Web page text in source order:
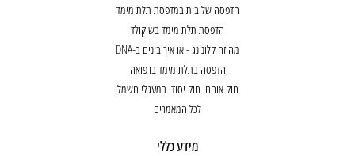
הדפסה של בית במדפסת תלת מימד
הדפסת תלת מימד בשוקולד
מה זה קלונינג - או איך בונים ב-DNA
הדפסה בתלת מימד ברפואה
חוק אוהם: חוק יסודי במעגלי חשמל
לכל המאמרים
מידע כללי